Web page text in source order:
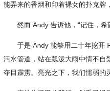
能弄来的香烟和印着裸女的扑克牌
然而 Andy 告诉他，“记住，希
于是 Andy 能够用二十年挖开
污水管道，站在瓢泼大雨中情不自
夺目霹雳。亮光之下，我们懦弱的